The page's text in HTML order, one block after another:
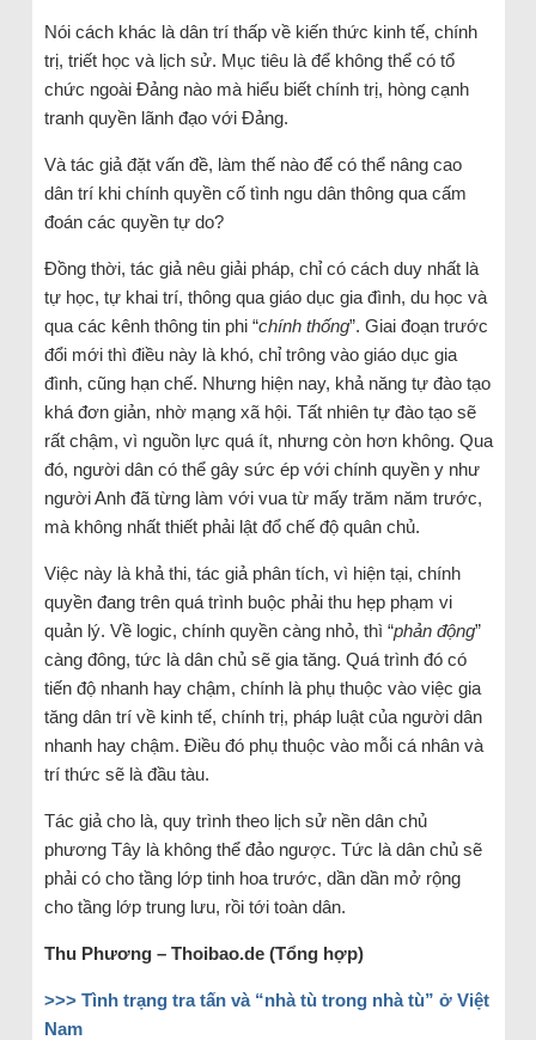
Nói cách khác là dân trí thấp về kiến thức kinh tế, chính
trị, triết học và lịch sử. Mục tiêu là để không thể có tổ
chức ngoài Đảng nào mà hiểu biết chính trị, hòng cạnh
tranh quyền lãnh đạo với Đảng.
Và tác giả đặt vấn đề, làm thế nào để có thể nâng cao
dân trí khi chính quyền cố tình ngu dân thông qua cấm
đoán các quyền tự do?
Đồng thời, tác giả nêu giải pháp, chỉ có cách duy nhất là
tự học, tự khai trí, thông qua giáo dục gia đình, du học và
qua các kênh thông tin phi “chính thống”. Giai đoạn trước
đổi mới thì điều này là khó, chỉ trông vào giáo dục gia
đình, cũng hạn chế. Nhưng hiện nay, khả năng tự đào tạo
khá đơn giản, nhờ mạng xã hội. Tất nhiên tự đào tạo sẽ
rất chậm, vì nguồn lực quá ít, nhưng còn hơn không. Qua
đó, người dân có thể gây sức ép với chính quyền y như
người Anh đã từng làm với vua từ mấy trăm năm trước,
mà không nhất thiết phải lật đổ chế độ quân chủ.
Việc này là khả thi, tác giả phân tích, vì hiện tại, chính
quyền đang trên quá trình buộc phải thu hẹp phạm vi
quản lý. Về logic, chính quyền càng nhỏ, thì “phản động”
càng đông, tức là dân chủ sẽ gia tăng. Quá trình đó có
tiến độ nhanh hay chậm, chính là phụ thuộc vào việc gia
tăng dân trí về kinh tế, chính trị, pháp luật của người dân
nhanh hay chậm. Điều đó phụ thuộc vào mỗi cá nhân và
trí thức sẽ là đầu tàu.
Tác giả cho là, quy trình theo lịch sử nền dân chủ
phương Tây là không thể đảo ngược. Tức là dân chủ sẽ
phải có cho tầng lớp tinh hoa trước, dần dần mở rộng
cho tầng lớp trung lưu, rồi tới toàn dân.
Thu Phương – Thoibao.de (Tổng hợp)
>>> Tình trạng tra tấn và “nhà tù trong nhà tù” ở Việt
Nam